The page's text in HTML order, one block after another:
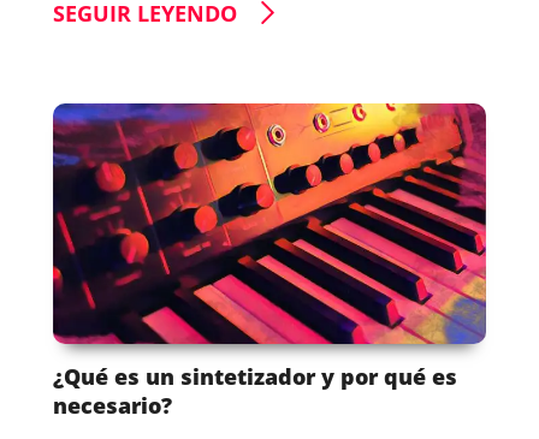
SEGUIR LEYENDO
¿Qué es un sintetizador y por qué es
necesario?